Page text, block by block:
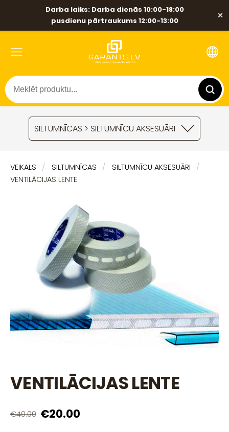
Darba laiks: Darba dienās 10:00-18:00
pusdienu pārtraukums 12:00-13:00
×
SILTUMNĪCAS > SILTUMNĪCU AKSESUĀRI
VEIKALS SILTUMNĪCAS
SILTUMNĪCU AKSESUĀRI
VENTILĀCIJAS LENTE
VENTILĀCIJAS LENTE
€40.00 €20.00